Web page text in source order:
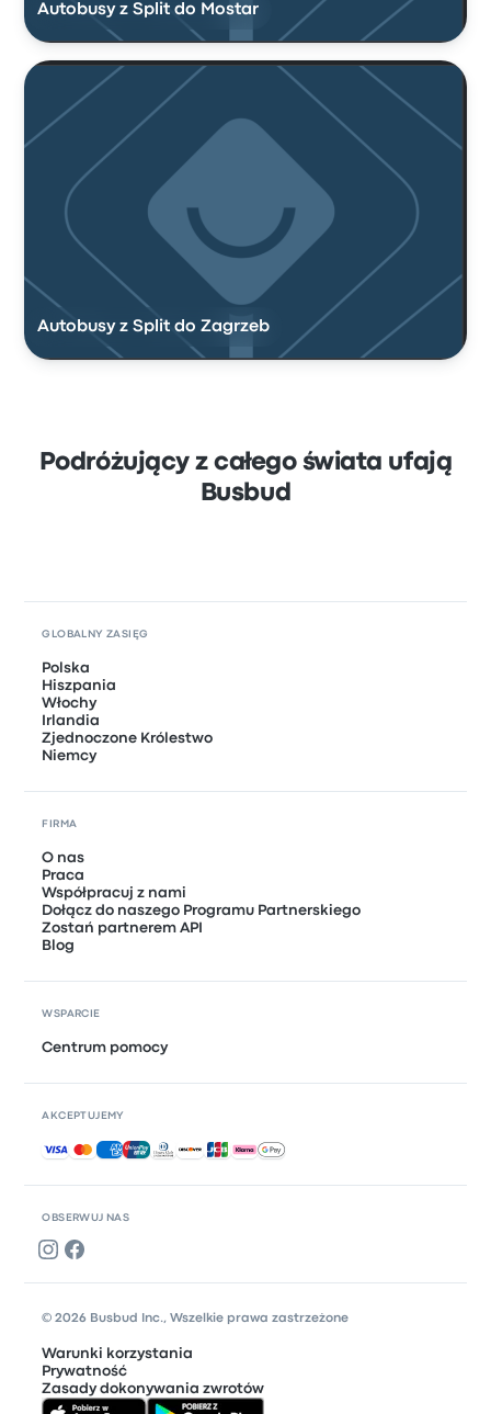
Autobusy z Split do Mostar
Autobusy z Split do Zagrzeb
Podróżujący z całego świata ufają
Busbud
OBSERWUJ NAS
GLOBALNY ZASIĘG
Polska
Hiszpania
Włochy
Irlandia
Zjednoczone Królestwo
Niemcy
FIRMA
O nas
Praca
Współpracuj z nami
Dołącz do naszego Programu Partnerskiego
Zostań partnerem API
Blog
WSPARCIE
Centrum pomocy
AKCEPTUJEMY
Akceptowane płatności
© 2026 Busbud Inc., Wszelkie prawa zastrzeżone
Warunki korzystania
Prywatność
Zasady dokonywania zwrotów